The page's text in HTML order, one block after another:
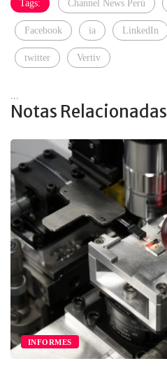
Tags: Channel News Perú
Facebook ia LinkedIn
twitter Vertiv
Notas Relacionadas
INFORMES